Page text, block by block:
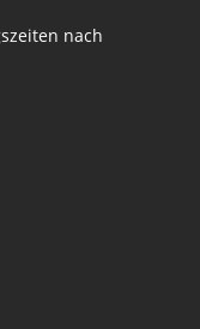
nach